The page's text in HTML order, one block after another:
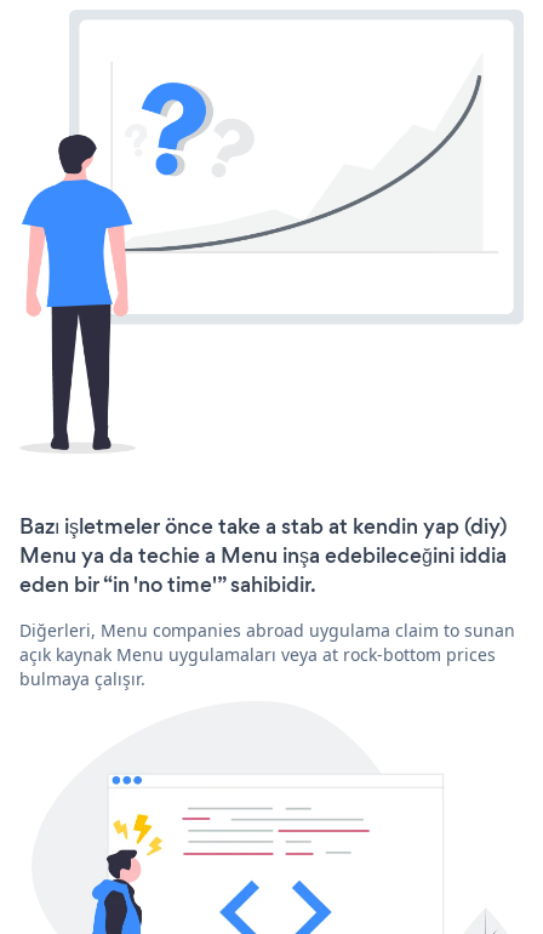
Bazı işletmeler önce take a stab at kendin yap (diy)
Menu ya da techie a Menu inşa edebileceğini iddia
eden bir “in 'no time'” sahibidir.
Diğerleri, Menu companies abroad uygulama claim to sunan
açık kaynak Menu uygulamaları veya at rock-bottom prices
bulmaya çalışır.